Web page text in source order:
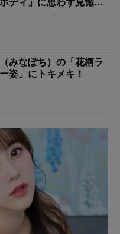
みなぽち）の「花柄ラ
姿」にトキメキ！